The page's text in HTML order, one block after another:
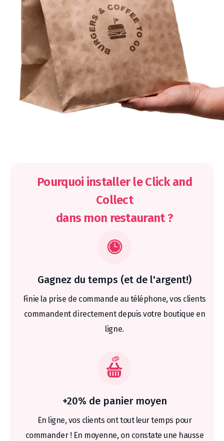
Pourquoi installer le Click and
Collect
dans mon restaurant ?
Gagnez du temps (et de l'argent!)
Finie la prise de commande au téléphone, vos clients
commandent directement depuis votre boutique en
ligne.
+20% de panier moyen
En ligne, vos clients ont tout leur temps pour
commander ! En moyenne, on constate une hausse